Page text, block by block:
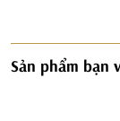
Sản phẩm bạn